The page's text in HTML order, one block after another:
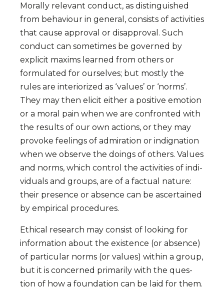
Morally relevant conduct, as distinguished
from behav­iour in general, consists of activities
that cause approval or dis­ap­proval. Such
conduct can sometimes be governed by
explicit maxims lear­ned from others or
formulated for ourselves; but most­ly the
rules are interiorized as ‘values’ or ‘norms’.
They may then elicit either a posi­tive emo­tion
or a moral pain when we are confronted with
the results of our own acti­ons, or they may
provoke feelings of admir­ation or indig­nation
when we obser­ve the doings of others. Values
and norms, which control the acti­vities of indi­
viduals and groups, are of a fac­tual nature:
their presence or absence can be ascertained
by empirical pro­cedures.
Ethical research may consist of looking for
information about the existence (or absence)
of particu­lar norms (or values) wit­hin a group,
but it is concer­ned primarily with the ques­
tion of how a foun­dation can be laid for them.